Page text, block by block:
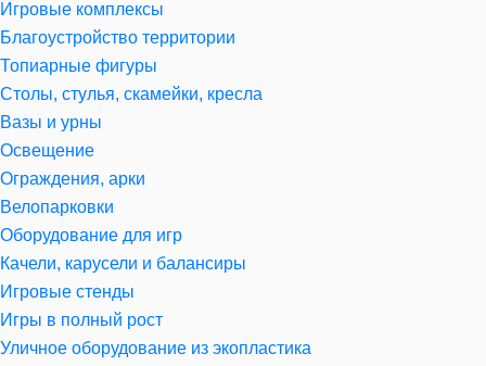
Игровые комплексы
Благоустройство территории
Топиарные фигуры
Столы, стулья, скамейки, кресла
Вазы и урны
Освещение
Ограждения, арки
Велопарковки
Оборудование для игр
Качели, карусели и балансиры
Игровые стенды
Игры в полный рост
Уличное оборудование из экопластика